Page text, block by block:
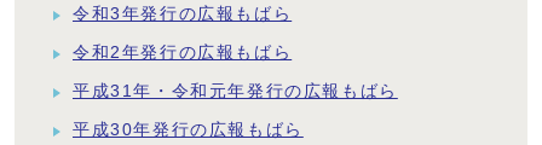
令和3年発行の広報もばら
令和2年発行の広報もばら
平成31年・令和元年発行の広報もばら
平成30年発行の広報もばら